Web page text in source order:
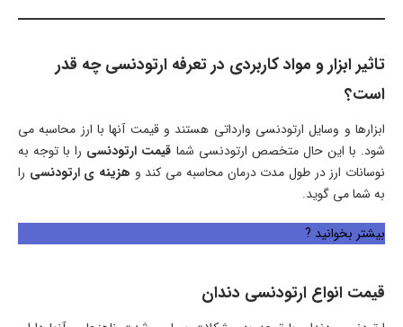
تاثیر ابزار و مواد کاربردی در تعرفه ارتودنسی چه قدر
است؟
ابزارها و وسایل ارتودنسی وارداتی هستند و قیمت آنها با ارز محاسبه می
شود. با این حال متخصص ارتودنسی شما قیمت ارتودنسی را با توجه به
نوسانات ارز در طول مدت درمان محاسبه می کند و هزینه ی ارتودنسی را
به شما می گوید.
بیشتر بخوانید ?
قیمت انواع ارتودنسی دندان